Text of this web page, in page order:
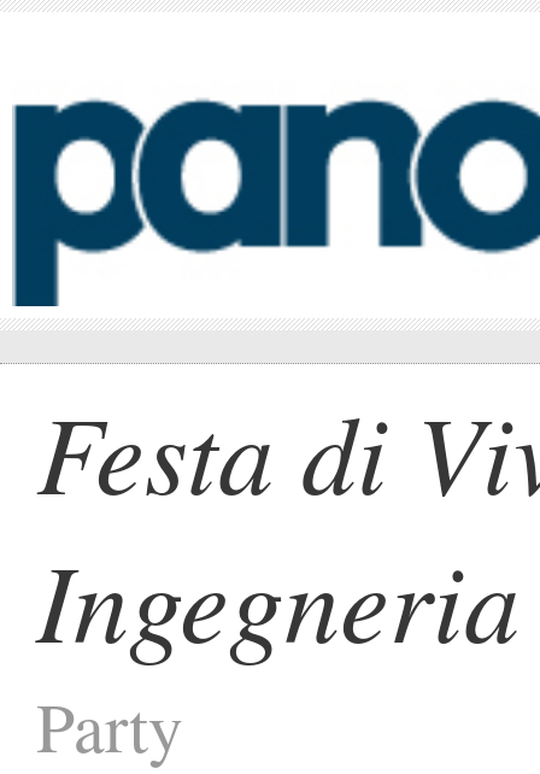
Festa di
Party